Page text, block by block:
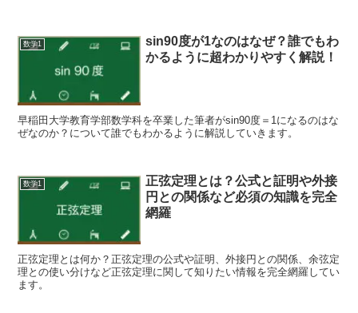
数学1
sin90度が1なのはなぜ？誰でもわ
かるように超わかりやすく解説！
早稲田大学教育学部数学科を卒業した筆者がsin90度＝1になるのはな
ぜなのか？について誰でもわかるように解説していきます。
数学1
正弦定理とは？公式と証明や外接
円との関係など必須の知識を完全
網羅
正弦定理とは何か？正弦定理の公式や証明、外接円との関係、余弦定
理との使い分けなど正弦定理に関して知りたい情報を完全網羅してい
ます。